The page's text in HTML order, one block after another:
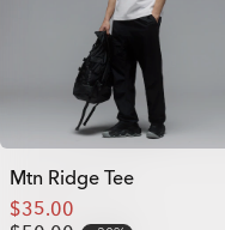
Mtn Ridge Tee
$35.00